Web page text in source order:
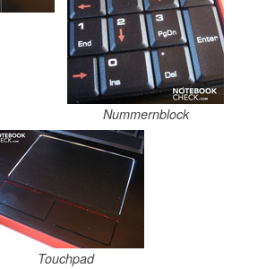
Nummernblock
Touchpad